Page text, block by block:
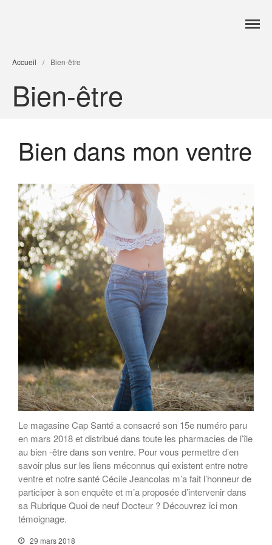
Accueil / Bien-être
Bien-être
Bien dans mon ventre
Le magasine Cap Santé a consacré son 15e numéro paru
en mars 2018 et distribué dans toute les pharmacies de l’île
au bien -être dans son ventre. Pour vous permettre d’en
savoir plus sur les liens méconnus qui existent entre notre
ventre et notre santé Cécile Jeancolas m’a fait l’honneur de
participer à son enquête et m’a proposée d’intervenir dans
sa Rubrique Quoi de neuf Docteur ? Découvrez ici mon
témoignage.
29 mars 2018